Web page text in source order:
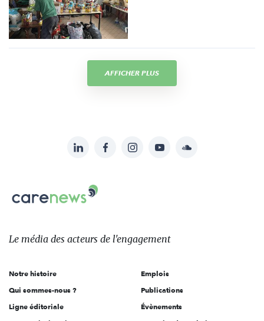
AFFICHER PLUS
sur:
LinkedInFacebookInstagramYouTubeSoundcloud
Le
des
l'engagement
Le média des acteurs de l'engagement
Notre histoire
Qui sommes-nous ?
Ligne éditoriale
Emplois
Publications
Évènements